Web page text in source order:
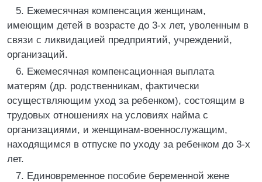
5. Ежемесячная компенсация женщинам,
имеющим детей в возрасте до 3-х лет, уволенным в
связи с ликвидацией предприятий, учреждений,
организаций.
6. Ежемесячная компенсационная выплата
матерям (др. родственникам, фактически
осуществляющим уход за ребенком), состоящим в
трудовых отношениях на условиях найма с
организациями, и женщинам-военнослужащим,
находящимся в отпуске по уходу за ребенком до 3-х
лет.
7. Единовременное пособие беременной жене